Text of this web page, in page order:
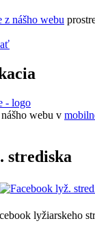
z nášho webu
webu v
strediska
lyžiarskeho